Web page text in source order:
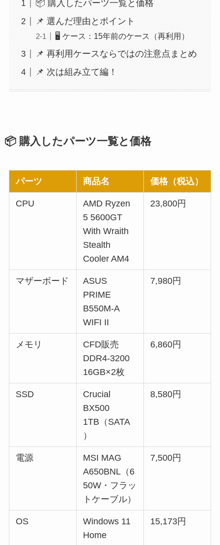
📦 購入したパーツ一覧と価格
📌 選んだ理由とポイント
🖥 ケース：15年前のケース（再利用）
📌 再利用ケースならではの注意点まとめ
📌 次は組み立て編！
📦 購入したパーツ一覧と価格
パーツ 商品名 価格（税込）
CPU
AMD Ryzen
5 5600GT
With Wraith
Stealth
Cooler AM4
23,800円
マザーボード
ASUS
PRIME
B550M-A
WIFI II
7,980円
メモリ
CFD販売
DDR4-3200
16GB×2枚
6,860円
SSD
Crucial
BX500
1TB（SATA
）
8,580円
電源
MSI MAG
A650BNL（6
50W・フラッ
トケーブル）
7,500円
OS
Windows 11
Home
15,173円